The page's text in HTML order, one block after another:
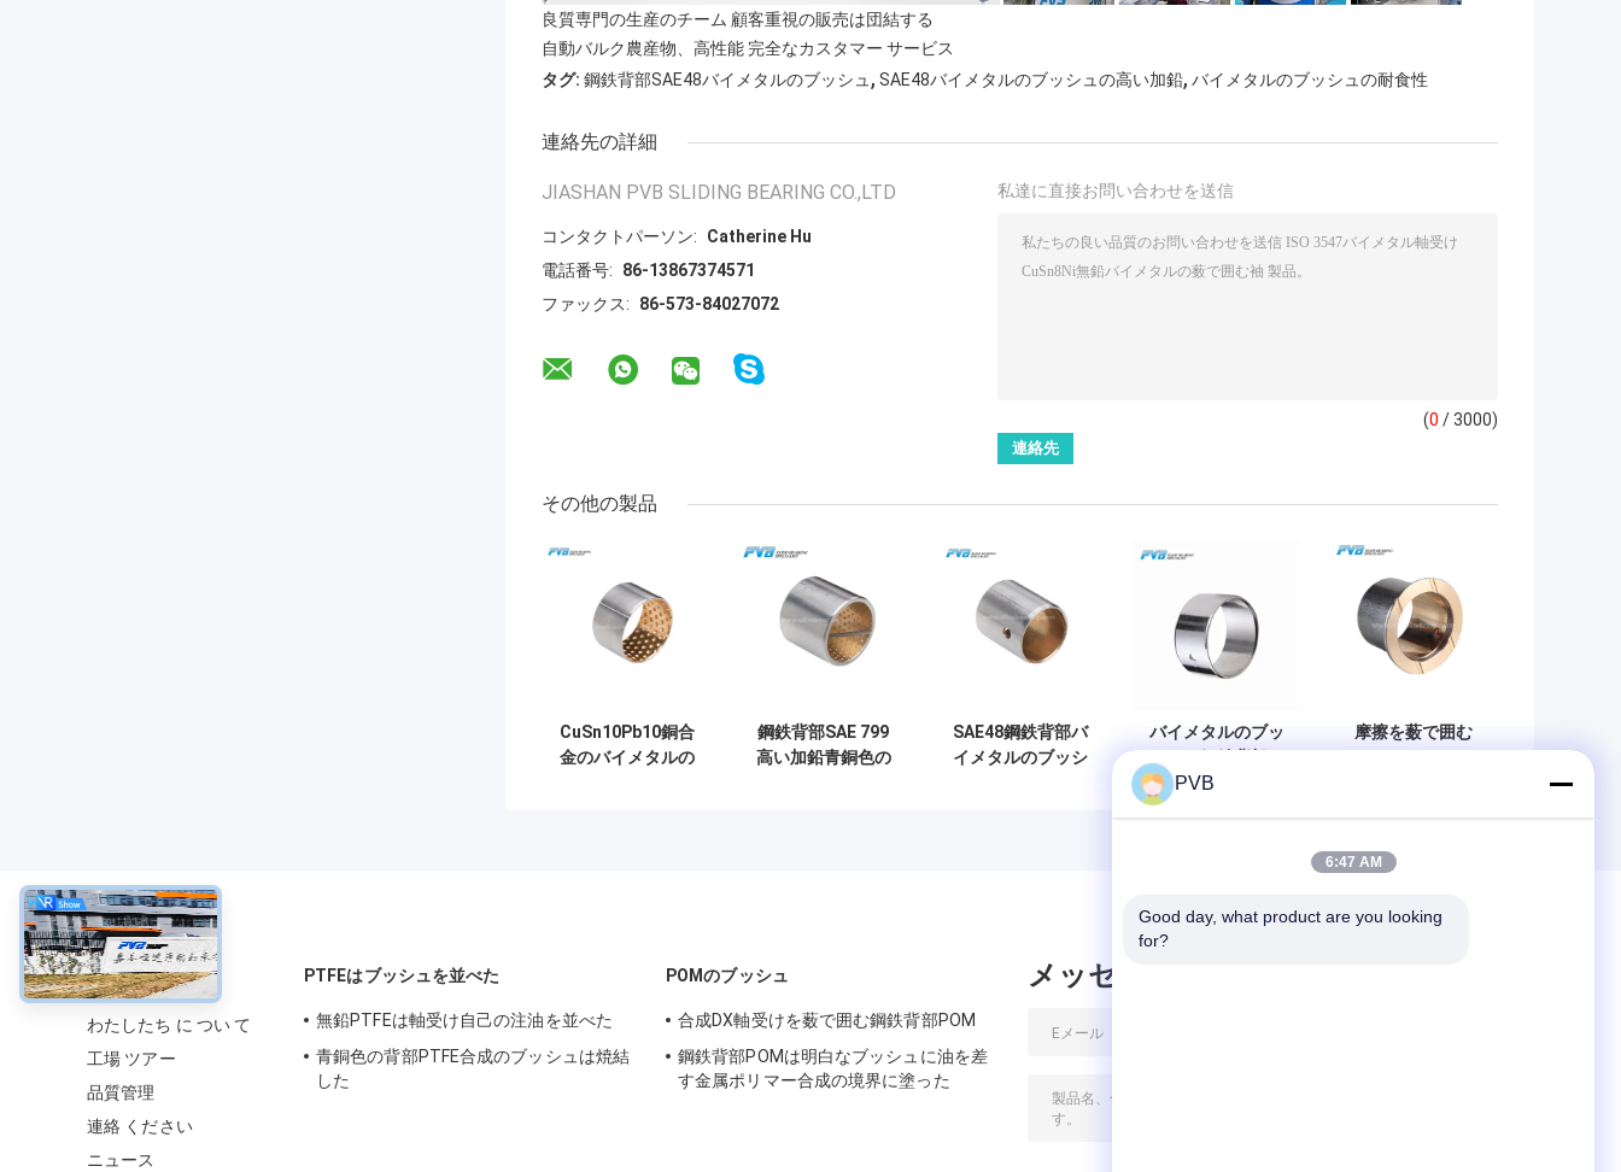
良質専門の生産のチーム 顧客重視の販売は団結する
自動バルク農産物、高性能 完全なカスタマー サービス
タグ: 鋼鉄背部SAE48バイメタルのブッシュ, SAE48バイメタルのブッシュの高い加鉛, バイメタルのブッシュの耐食性
連絡先の詳細
JIASHAN PVB SLIDING BEARING CO.,LTD
コンタクトパーソン:
Catherine Hu
電話番号:
86-13867374571
ファックス:
86-573-84027072
私達に直接お問い合わせを送信
(0 / 3000)
その他の製品
CuSn10Pb10銅合
金のバイメタルの
鋼鉄背部SAE 799
高い加鉛青銅色の
SAE48鋼鉄背部バ
イメタルのブッシ
バイメタルのブッ
イメタルの薮で囲
む軸受けに耐える
摩擦を薮で囲む
ブッシュを溶接し
について
わたしたち に つい て
工場 ツアー
品質管理
連絡 ください
ニュース
PTFEはブッシュを並べた
無鉛PTFEは軸受け自己の注油を並べた
青銅色の背部PTFE合成のブッシュは焼結
した
POMのブッシュ
合成DX軸受けを薮で囲む鋼鉄背部POM
鋼鉄背部POMは明白なブッシュに油を差
す金属ポリマー合成の境界に塗った
メッセージ
PVB
6:47 AM
Good day, what product are you looking
for?